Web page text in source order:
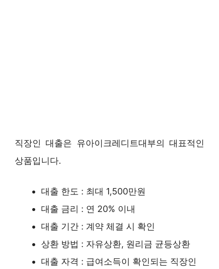
직장인 대출은 유아이크레디트대부의 대표적인
상품입니다.
대출 한도 : 최대 1,500만원
대출 금리 : 연 20% 이내
대출 기간 : 계약 체결 시 확인
상환 방법 : 자유상환, 원리금 균등상환
대출 자격 : 급여소득이 확인되는 직장인